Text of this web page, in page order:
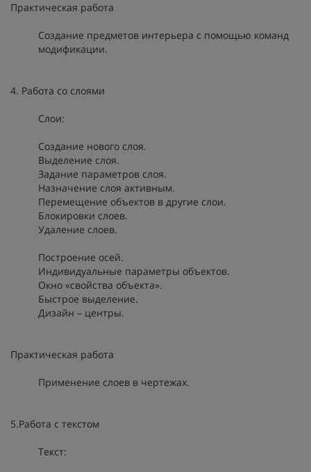
Практическая работа
Создание предметов интерьера с помощью команд
модификации.
4. Работа со слоями
Слои:
Создание нового слоя.
Выделение слоя.
Задание параметров слоя.
Назначение слоя активным.
Перемещение объектов в другие слои.
Блокировки слоев.
Удаление слоев.
Построение осей.
Индивидуальные параметры объектов.
Окно «свойства объекта».
Быстрое выделение.
Дизайн – центры.
Практическая работа
Применение слоев в чертежах.
5.Работа с текстом
Текст: